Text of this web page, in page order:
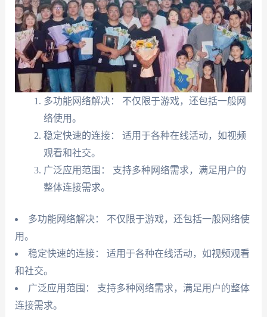
多功能网络解决： 不仅限于游戏，还包括一般网
络使用。
稳定快速的连接： 适用于各种在线活动，如视频
观看和社交。
广泛应用范围： 支持多种网络需求，满足用户的
整体连接需求。
多功能网络解决： 不仅限于游戏，还包括一般网络使
用。
稳定快速的连接： 适用于各种在线活动，如视频观看
和社交。
广泛应用范围： 支持多种网络需求，满足用户的整体
连接需求。